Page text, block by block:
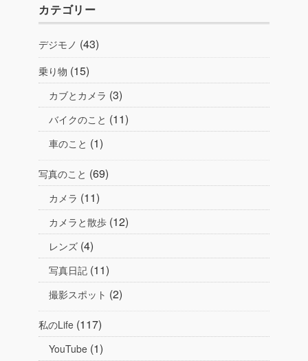
カテゴリー
デジモノ (43)
乗り物 (15)
カブとカメラ (3)
バイクのこと (11)
車のこと (1)
写真のこと (69)
カメラ (11)
カメラと散歩 (12)
レンズ (4)
写真日記 (11)
撮影スポット (2)
私のLife (117)
YouTube (1)